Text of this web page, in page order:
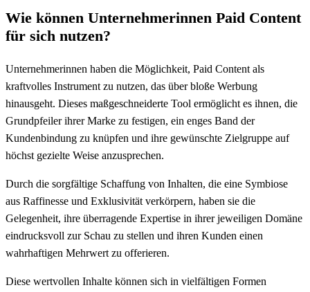
Wie können Unternehmerinnen Paid Content
für sich nutzen?
Unternehmerinnen haben die Möglichkeit, Paid Content als
kraftvolles Instrument zu nutzen, das über bloße Werbung
hinausgeht. Dieses maßgeschneiderte Tool ermöglicht es ihnen, die
Grundpfeiler ihrer Marke zu festigen, ein enges Band der
Kundenbindung zu knüpfen und ihre gewünschte Zielgruppe auf
höchst gezielte Weise anzusprechen.
Durch die sorgfältige Schaffung von Inhalten, die eine Symbiose
aus Raffinesse und Exklusivität verkörpern, haben sie die
Gelegenheit, ihre überragende Expertise in ihrer jeweiligen Domäne
eindrucksvoll zur Schau zu stellen und ihren Kunden einen
wahrhaftigen Mehrwert zu offerieren.
Diese wertvollen Inhalte können sich in vielfältigen Formen